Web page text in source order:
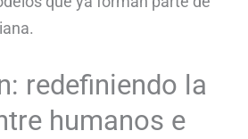
redefiniendo la
humanos e